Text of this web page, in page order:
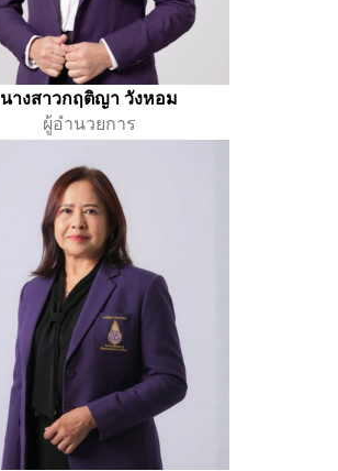
นางสาวกฤติญา วังหอม
ผู้อำนวยการ